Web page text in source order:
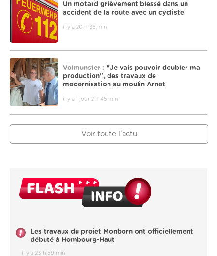
Un motard grièvement blessé dans un
accident de la route avec un cycliste
il y a 20 h 36 min
Volmunster : "Je vais pouvoir doubler ma
production", des travaux de
modernisation au moulin Arnet
il y a 1 jour 2 h 45 min
Voir toute l'actu
Les travaux du projet Monborn ont officiellement
débuté à Hombourg-Haut
il y a 23 h 59 min